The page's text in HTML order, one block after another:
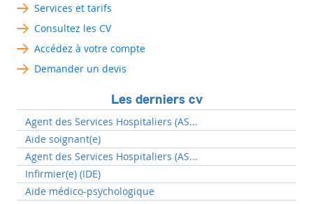
Services et tarifs
Consultez les CV
Accédez à votre compte
Demander un devis
Les derniers cv
Agent des Services Hospitaliers (AS...
Aide soignant(e)
Agent des Services Hospitaliers (AS...
Infirmier(e) (IDE)
Aide médico-psychologique